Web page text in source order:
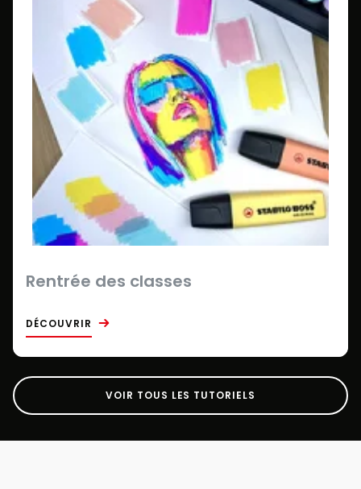
Rentrée des classes
DÉCOUVRIR
VOIR TOUS LES TUTORIELS